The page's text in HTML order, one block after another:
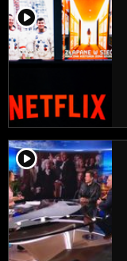
player2
player2